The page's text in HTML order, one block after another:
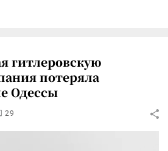
гитлеровскую
потеряла
Одессы
29